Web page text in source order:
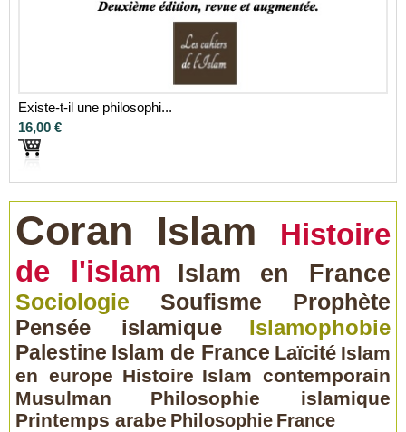
Existe-t-il une philosophi...
16,00 €
Coran Islam
Histoire
de l'islam
Islam en France
Sociologie Soufisme
Prophète
Pensée islamique
Islamophobie
Palestine Islam de France Laïcité Islam
en europe Histoire Islam contemporain
Musulman
Philosophie islamique
Printemps arabe Philosophie France